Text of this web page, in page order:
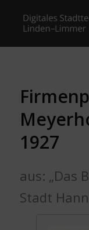
1927
aus: „Das
Stadt